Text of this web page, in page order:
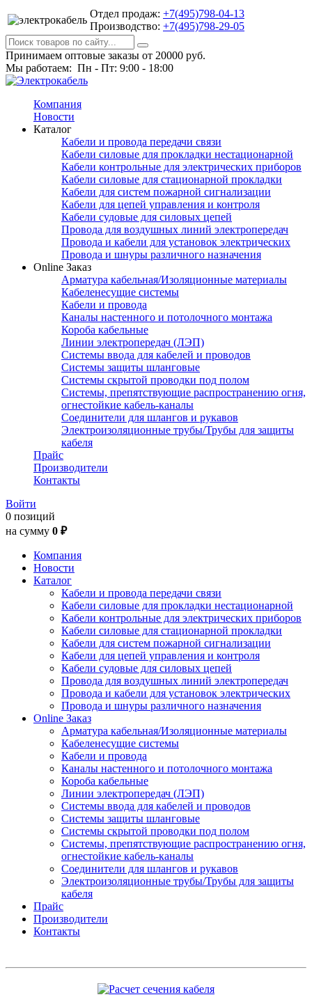
Отдел продаж: +7(495)798-04-13
Производство: +7(495)798-29-05
Принимаем оптовые заказы от 20000 руб.
Мы работаем: Пн - Пт: 9:00 - 18:00
Компания
Новости
Каталог
Кабели и провода передачи связи
Кабели силовые для прокладки нестационарной
Кабели контрольные для электрических приборов
Кабели силовые для стационарной прокладки
Кабели для систем пожарной сигнализации
Кабели для цепей управления и контроля
Кабели судовые для силовых цепей
Провода для воздушных линий электропередач
Провода и кабели для установок электрических
Провода и шнуры различного назначения
Online Заказ
Арматура кабельная/Изоляционные материалы
Кабеленесущие системы
Кабели и провода
Каналы настенного и потолочного монтажа
Короба кабельные
Линии электропередач (ЛЭП)
Системы ввода для кабелей и проводов
Системы защиты шланговые
Системы скрытой проводки под полом
Системы, препятствующие распространению огня,
огнестойкие кабель-каналы
Соединители для шлангов и рукавов
Электроизоляционные трубы/Трубы для защиты
кабеля
Прайс
Производители
Контакты
Войти
0 позиций
на сумму 0 ₽
Компания
Новости
Каталог
Кабели и провода передачи связи
Кабели силовые для прокладки нестационарной
Кабели контрольные для электрических приборов
Кабели силовые для стационарной прокладки
Кабели для систем пожарной сигнализации
Кабели для цепей управления и контроля
Кабели судовые для силовых цепей
Провода для воздушных линий электропередач
Провода и кабели для установок электрических
Провода и шнуры различного назначения
Online Заказ
Арматура кабельная/Изоляционные материалы
Кабеленесущие системы
Кабели и провода
Каналы настенного и потолочного монтажа
Короба кабельные
Линии электропередач (ЛЭП)
Системы ввода для кабелей и проводов
Системы защиты шланговые
Системы скрытой проводки под полом
Системы, препятствующие распространению огня,
огнестойкие кабель-каналы
Соединители для шлангов и рукавов
Электроизоляционные трубы/Трубы для защиты
кабеля
Прайс
Производители
Контакты